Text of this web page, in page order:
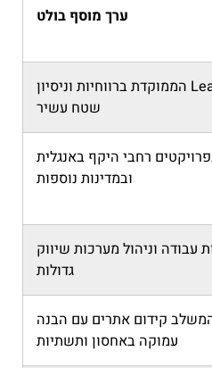
ערך מוסף בולט
גישת Lean SEO הממוקדת ברווחיות וניסיון
שטח עשיר
רחבי היקף באנגלית
ובמדינות נוספות
עבודה וניהול מערכות שיווק
גדולות
המשלב קידום אתרים עם הבנה
עמוקה באחסון ותשתיות